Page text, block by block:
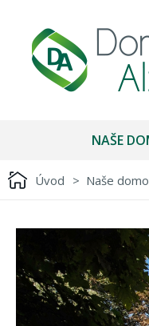
NAŠE
Úvod > Naše